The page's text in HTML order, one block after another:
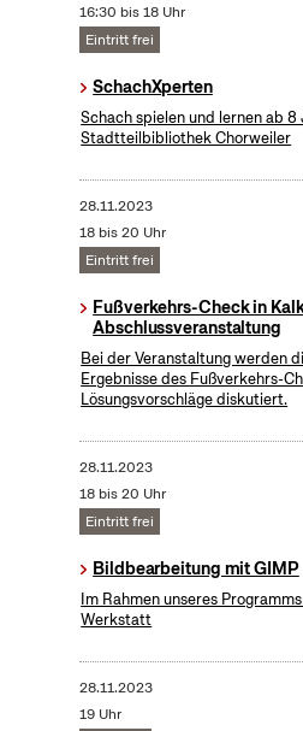
16:30 bis 18 Uhr
Eintritt frei
SchachXperten
Schach spielen und lernen ab 8
Stadtteilbibliothek Chorweiler
28.11.2023
18 bis 20 Uhr
Eintritt frei
Fußverkehrs-Check in
Abschlussveranstaltung
Bei der Veranstaltung werden
Ergebnisse des Fußverkehrs-
Lösungsvorschläge diskutiert.
28.11.2023
18 bis 20 Uhr
Eintritt frei
Bildbearbeitung mit GIMP
Im Rahmen unseres
Werkstatt
28.11.2023
19 Uhr